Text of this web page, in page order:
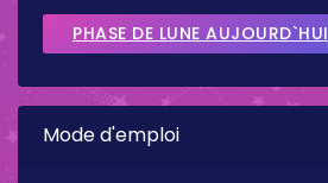
PHASE DE LUNE AUJOURD`HUI
Mode d'emploi